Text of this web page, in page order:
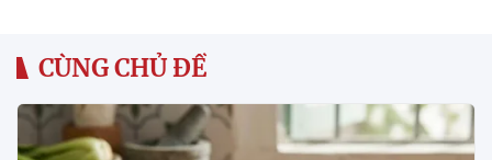
CÙNG CHỦ ĐỀ